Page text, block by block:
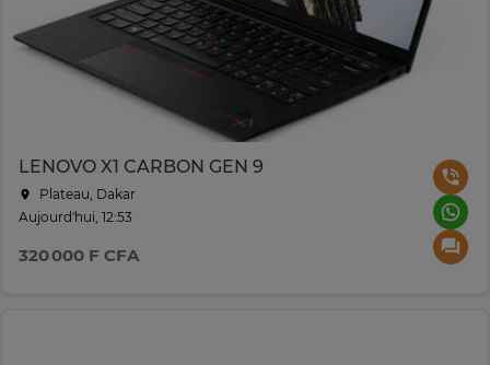
LENOVO X1 CARBON GEN 9
Plateau, Dakar
Aujourd'hui, 12:53
320 000 F CFA